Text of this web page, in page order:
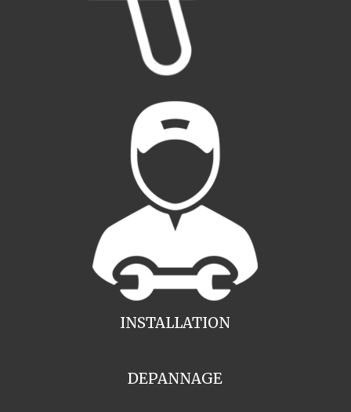
INSTALLATION
DEPANNAGE